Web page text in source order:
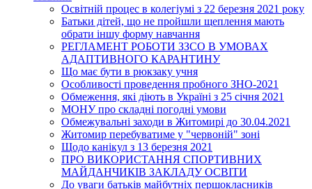
Освітній процес в колегіумі з 22 березня 2021 року
Батьки дітей, що не пройшли щеплення мають
обрати іншу форму навчання
РЕГЛАМЕНТ РОБОТИ ЗЗСО В УМОВАХ
АДАПТИВНОГО КАРАНТИНУ
Що має бути в рюкзаку учня
Особливості проведення пробного ЗНО-2021
Обмеження, які діють в Україні з 25 січня 2021
МОНУ про складні погодні умови
Обмежувальні заходи в Житомирі до 30.04.2021
Житомир перебуватиме у "червоній" зоні
Щодо канікул з 13 березня 2021
ПРО ВИКОРИСТАННЯ СПОРТИВНИХ
МАЙДАНЧИКІВ ЗАКЛАДУ ОСВІТИ
До уваги батьків майбутніх першокласників